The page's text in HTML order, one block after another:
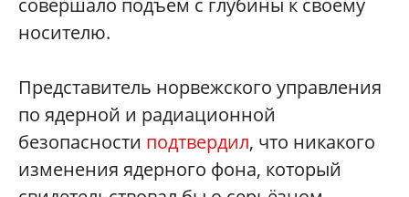
совершало подъём с глубины к своему
носителю.
Представитель норвежского управления
по ядерной и радиационной
безопасности подтвердил, что никакого
изменения ядерного фона, который